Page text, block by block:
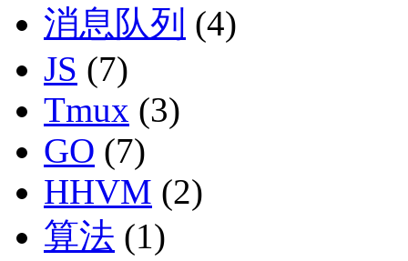
消息队列 (4)
JS (7)
Tmux (3)
GO (7)
HHVM (2)
算法 (1)